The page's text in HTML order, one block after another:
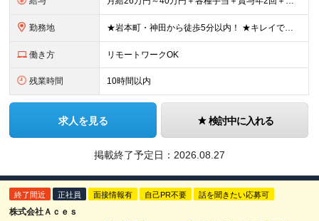
勤務地 ★岩本町・神田から徒歩5分以内！ ★キレイでオシャレなデザイナーズオフィスです！ ★転勤なし ■自社オフィス 東京都千代田区神田東紺屋町28-1 VORT神田2 2F (変更の範囲)上記を除く当社
働き方 リモートワークOK
残業時間 10時間以内
求人を見る 検討中に入れる
掲載終了予定日： 2026.08.27
終了間近 正社員 面接情報有 自己PR不要 話を聞きたい応募可
株式会社Ａｃｅｓ